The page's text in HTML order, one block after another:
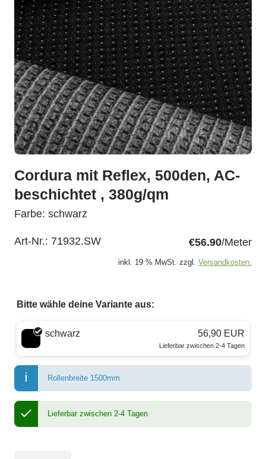
Cordura mit Reflex, 500den, AC-
beschichtet , 380g/qm
Farbe: schwarz
Art-Nr.: 71932.SW €56.90/Meter
inkl. 19 % MwSt. zzgl. Versandkosten.
Bitte wähle deine Variante aus:
Wähle eine Farbe
schwarz 56,90 EUR
Lieferbar zwischen 2-4 Tagen
Rollenbreite 1500mm
Lieferbar zwischen 2-4 Tagen